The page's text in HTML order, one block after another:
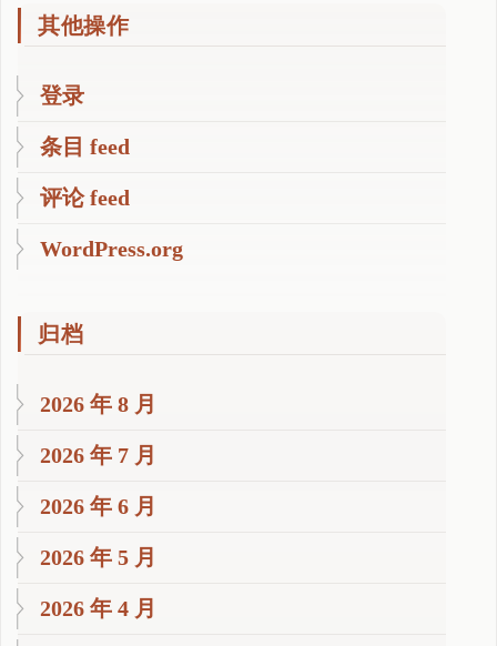
其他操作
登录
条目 feed
评论 feed
WordPress.org
归档
2026 年 8 月
2026 年 7 月
2026 年 6 月
2026 年 5 月
2026 年 4 月